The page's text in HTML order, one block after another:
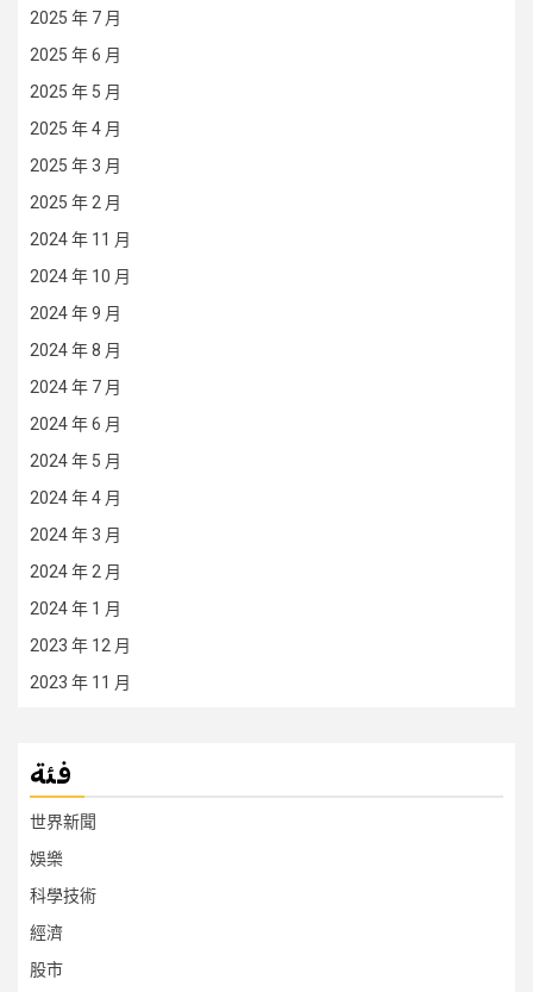
2025 年 7 月
2025 年 6 月
2025 年 5 月
2025 年 4 月
2025 年 3 月
2025 年 2 月
2024 年 11 月
2024 年 10 月
2024 年 9 月
2024 年 8 月
2024 年 7 月
2024 年 6 月
2024 年 5 月
2024 年 4 月
2024 年 3 月
2024 年 2 月
2024 年 1 月
2023 年 12 月
2023 年 11 月
فئة
世界新聞
娛樂
科學技術
經濟
股市